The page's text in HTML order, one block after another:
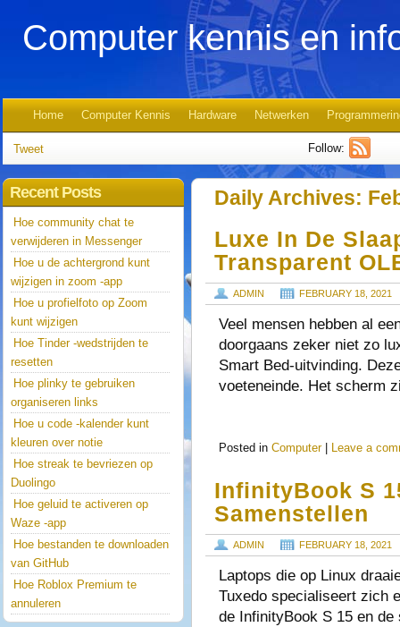
Computer kennis en
Home Computer Kennis Hardware Netwerken
Tweet Follow:
Daily Archives:
Luxe In De
Transparent
ADMIN FEBRUARY 18, 2021
Veel mensen hebben al
doorgaans zeker niet zo
Smart Bed-uitvinding.
voeteneinde. Het scherm
Posted in Computer Leave a
InfinityBook S
Samenstellen
ADMIN FEBRUARY 18, 2021
Laptops die op Linux
Tuxedo specialiseert zich
de InfinityBook S 15 en
Recent Posts
Hoe community chat te
verwijderen in Messenger
Hoe u de achtergrond kunt
wijzigen in zoom -app
Hoe u profielfoto op Zoom
kunt wijzigen
Hoe Tinder -wedstrijden te
resetten
Hoe plinky te gebruiken
organiseren links
Hoe u code -kalender kunt
kleuren over notie
Hoe streak te bevriezen op
Duolingo
Hoe geluid te activeren op
Waze -app
Hoe bestanden te downloaden
van GitHub
Hoe Roblox Premium te
annuleren